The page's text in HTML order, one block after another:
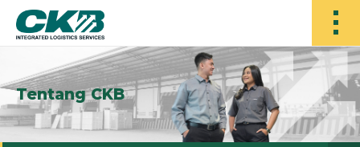
Tentang CKB